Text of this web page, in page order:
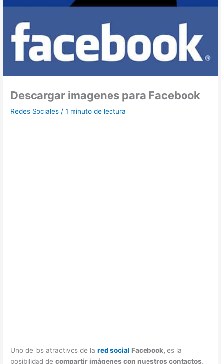
Descargar imagenes para Facebook
Redes Sociales /1 minuto de lectura
Uno de los atractivos de lared social Facebook,es la
posibilidad decompartir imágenes con nuestros contactos,